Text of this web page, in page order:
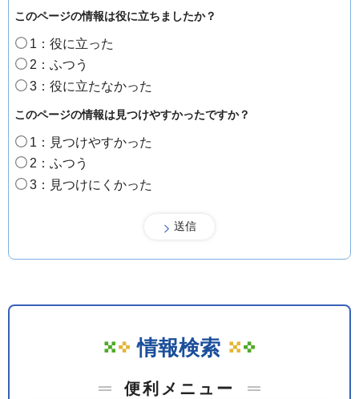
このページの情報は役に立ちましたか？
1：役に立った
2：ふつう
3：役に立たなかった
このページの情報は見つけやすかったですか？
1：見つけやすかった
2：ふつう
3：見つけにくかった
情報検索
便利メニュー